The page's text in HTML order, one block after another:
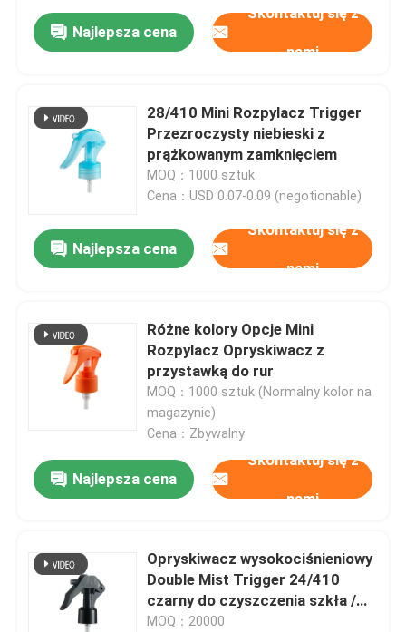
Najlepsza cena
Skontaktuj się z
nami
28/410 Mini Rozpylacz Trigger
Przezroczysty niebieski z
prążkowanym zamknięciem
MOQ：1000 sztuk
Cena：USD 0.07-0.09 (negotionable)
Najlepsza cena
Skontaktuj się z
nami
Różne kolory Opcje Mini
Rozpylacz Opryskiwacz z
przystawką do rur
MOQ：1000 sztuk (Normalny kolor na
magazynie)
Cena：Zbywalny
Najlepsza cena
Skontaktuj się z
nami
Opryskiwacz wysokociśnieniowy
Double Mist Trigger 24/410
czarny do czyszczenia szkła /
ogród
MOQ：20000